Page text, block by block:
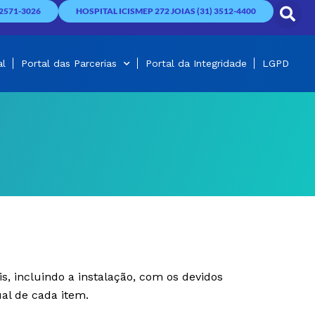
3026 HOSPITAL ICISMEP 272 JOIAS (31) 3512-4400
Portal das Parcerias Portal da Integridade LGPD
incluindo a instalação, com os devidos
de cada item.